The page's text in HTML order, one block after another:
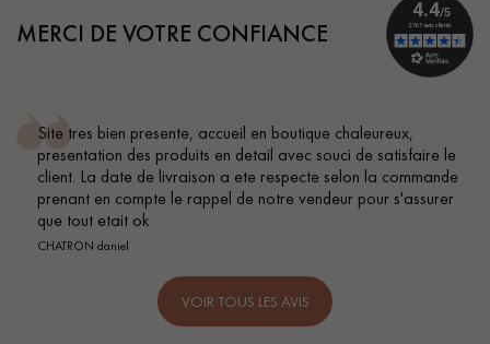
MERCI DE VOTRE CONFIANCE
Site tres bien presente, accueil en boutique chaleureux,
presentation des produits en detail avec souci de satisfaire le
client. La date de livraison a ete respecte selon la commande
prenant en compte le rappel de notre vendeur pour s'assurer
que tout etait ok
CHATRON daniel
VOIR TOUS LES AVIS